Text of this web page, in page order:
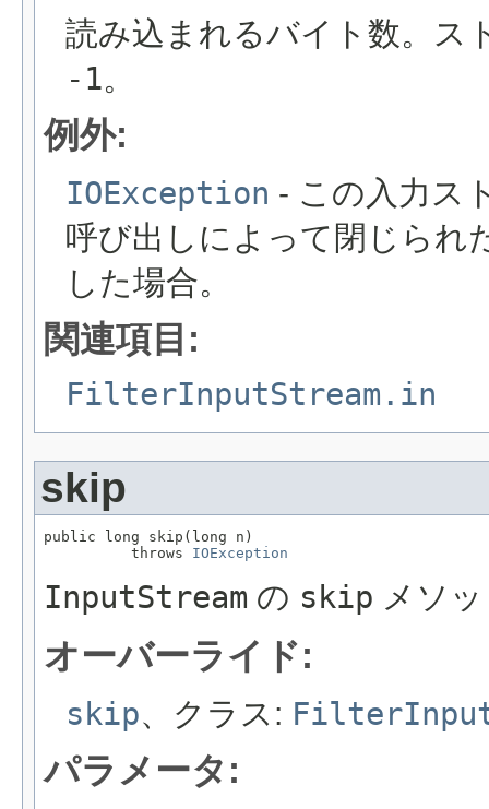
読み込まれるバイト数。ス
-1。
例外:
IOException - この入力ス
呼び出しによって閉じられ
した場合。
関連項目:
FilterInputStream.in
skip
public long skip(long n)
          throws
IOException
InputStream の skip メソ
オーバーライド:
skip、クラス:
パラメータ: